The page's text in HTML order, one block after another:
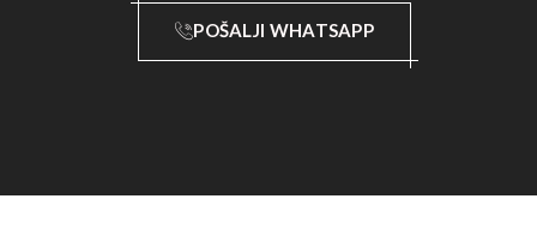
POŠALJI WHATSAPP